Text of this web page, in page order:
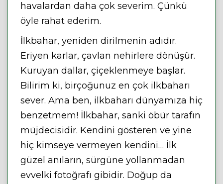
havalardan daha çok severim. Çünkü
öyle rahat ederim.
İlkbahar, yeniden dirilmenin adıdır.
Eriyen karlar, çavlan nehirlere dönüşür.
Kuruyan dallar, çiçeklenmeye başlar.
Bilirim ki, birçoğunuz en çok ilkbaharı
sever. Ama ben, ilkbaharı dünyamıza hiç
benzetmem! İlkbahar, sanki öbür tarafın
müjdecisidir. Kendini gösteren ve yine
hiç kimseye vermeyen kendini… İlk
güzel anıların, sürgüne yollanmadan
evvelki fotoğrafı gibidir. Doğup da